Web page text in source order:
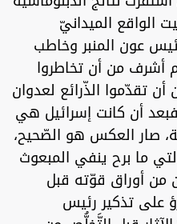
الواقع الميدانيّ
عون المنبر وخاطب
أشرف من أن تخاطروا
أن تقدّموا الذّرائع لعدوان
فبعد أن كانت إسرائيل هي
صار العكس هو الصّحيح،
ما برح ينفي المبعوث
من أوراق قوّته قبل
على تذكير رئيس